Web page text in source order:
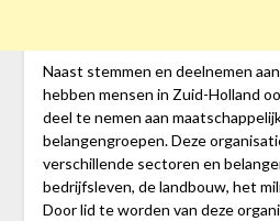
Naast stemmen en deelnemen
hebben mensen in Zuid-Holland
deel te nemen aan
belangengroepen. Deze
verschillende sectoren en
bedrijfsleven, de landbouw, het
Door lid te worden van deze